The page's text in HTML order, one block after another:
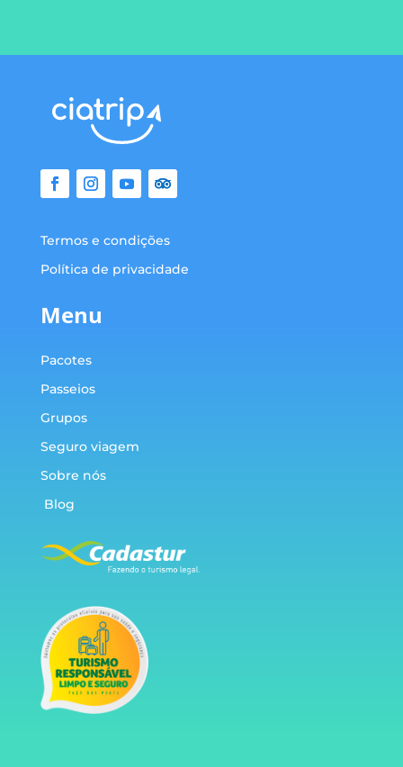
Termos e condições
Política de privacidade
Menu
Pacotes
Passeios
Grupos
Seguro viagem
Sobre nós
Blog